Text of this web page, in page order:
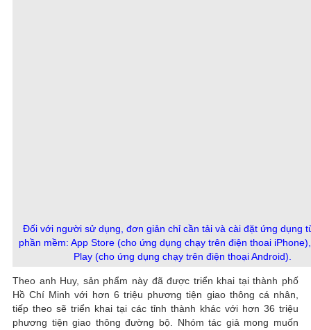
Đối với người sử dụng, đơn giản chỉ cần tải và cài đặt ứng dụng
phần mềm:App Store (cho ứng dụng chạy trên điện thoai
Play(cho ứng dụng chạy trên điện thoại Android).
Theo anh Huy, sản phẩm này đã được triển khai tại thành phố
Hồ Chí Minh với hơn 6 triệu phương tiện giao thông cá nhân,
tiếp theo sẽ triển khai tại các tỉnh thành khác với hơn 36 triệu
phương tiện giao thông đường bộ. Nhóm tác giả mong muốn